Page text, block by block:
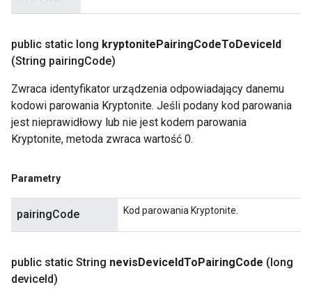
public static long kryptonitePairingCodeToDeviceId
(String pairingCode)
Zwraca identyfikator urządzenia odpowiadający danemu
kodowi parowania Kryptonite. Jeśli podany kod parowania
jest nieprawidłowy lub nie jest kodem parowania
Kryptonite, metoda zwraca wartość 0.
Parametry
pairingCode Kod parowania Kryptonite.
public static String nevisDeviceIdToPairingCode (long
deviceId)